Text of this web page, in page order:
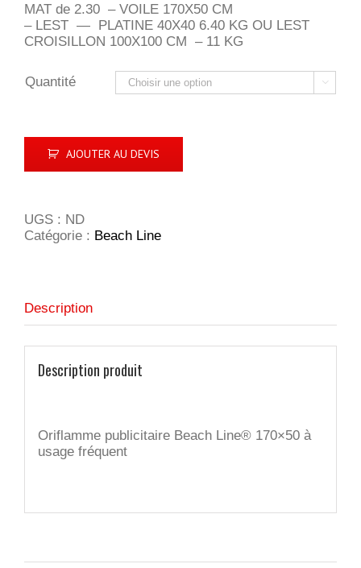
MAT de 2.30 – VOILE 170X50 CM
– LEST — PLATINE 40X40 6.40 KG OU LEST
CROISILLON 100X100 CM – 11 KG
Quantité 
AJOUTER AU DEVIS
UGS : ND
Catégorie : Beach Line
Description
Description produit
Oriflamme publicitaire Beach Line® 170×50 à
usage fréquent